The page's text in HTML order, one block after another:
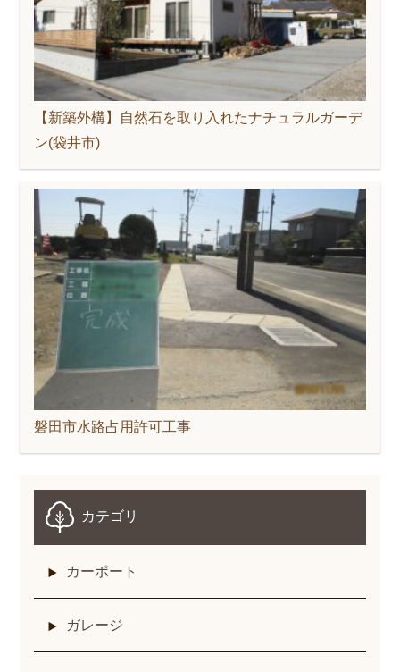
【新築外構】自然石を取り入れたナチュラルガーデ
ン(袋井市)
磐田市水路占用許可工事
カテゴリ
カーポート
ガレージ